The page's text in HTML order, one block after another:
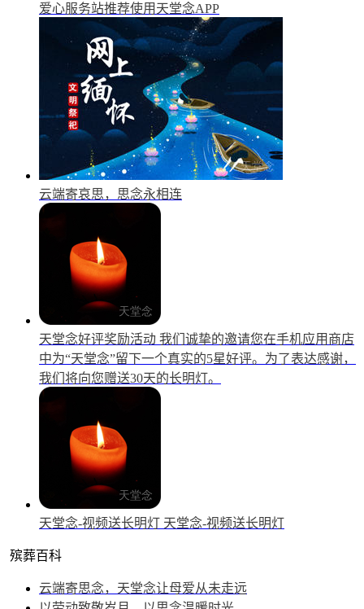
爱心服务站推荐使用天堂念APP
云端寄哀思，思念永相连
天堂念好评奖励活动 我们诚挚的邀请您在手机应用商店
中为“天堂念”留下一个真实的5星好评。为了表达感谢，
我们将向您赠送30天的长明灯。
天堂念-视频送长明灯 天堂念-视频送长明灯
殡葬百科
云端寄思念，天堂念让母爱从未走远